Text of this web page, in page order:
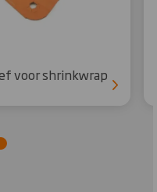
voor shrinkwrap